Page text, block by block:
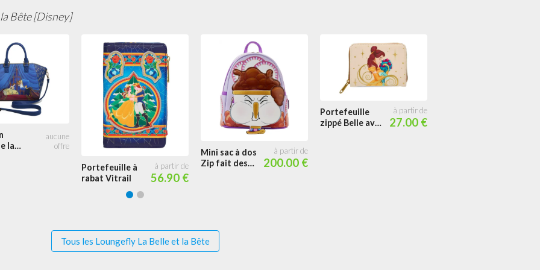
Bête [Disney]
la
Portefeuille à
rabat Vitrail
56.90 €
Mini sac à dos
Zip fait des
200.00 €
Portefeuille
zippé Belle avec
27.00 €
Tous les Loungefly La Belle et la Bête